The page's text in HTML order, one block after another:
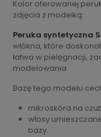
Kolor oferowanej
zdjęcia z modelką.
Peruka syntetyczna
włókna, które
łatwa w pielęgnacji,
modelowania.
Bazę tego modelu
mikroskóra na
włosy
bazy.